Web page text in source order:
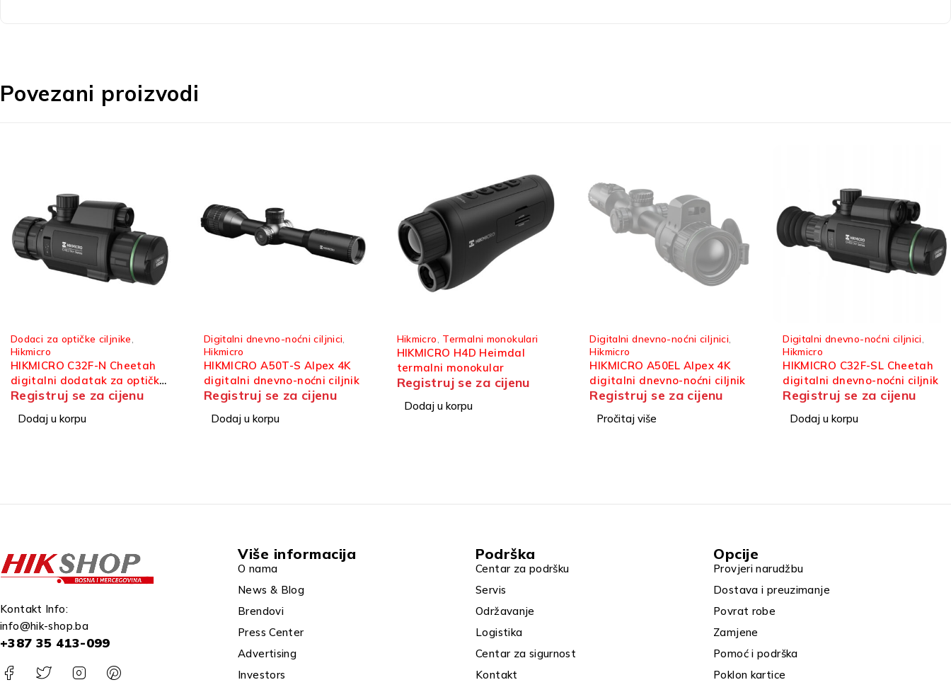
Povezani proizvodi
Digitalni dnevno-noćni ciljnici
Hikmicro
HIKMICRO A50T-S Alpex 4K
digitalni dnevno-noćni ciljnik
Registruj se za cijenu
Dodaj u korpu
Hikmicro ,Termalni monokulari
HIKMICRO H4D Heimdal
termalni monokular
Registruj se za cijenu
Dodaj u korpu
Digitalni dnevno-noćni ciljnici,
Hikmicro
HIKMICRO A50EL Alpex 4K
digitalni dnevno-noćni ciljnik
Registruj se za cijenu
Digitalni dnevno-noćni ciljnici
Hikmicro
HIKMICRO C32F-SL Cheetah
digitalni dnevno-noćni ciljnik
Registruj se za cijenu
Dodaj u korpu
Hikmicro ,Termalni monokulari
HIKMICRO FQ35 Falcon
termalni monokular
Registruj se za cijenu
Dodaj u korpu
Kontakt Info:
info@hik-shop.ba
+387 35 413-099
Više informacija
O nama
News & Blog
Brendovi
Press Center
Advertising
Investors
Podrška
Centar za podršku
Servis
Održavanje
Logistika
Centar za sigurnost
Kontakt
Opcije
Provjeri narudžbu
Dostava i preuzimanje
Povrat robe
Zamjene
Pomoć i podrška
Poklon kartice